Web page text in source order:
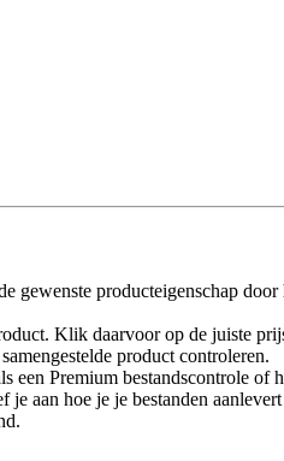
gewenste producteigenschap
Klik daarvoor op de juiste
product controleren.
een Premium bestandscontrole
aan hoe je je bestanden